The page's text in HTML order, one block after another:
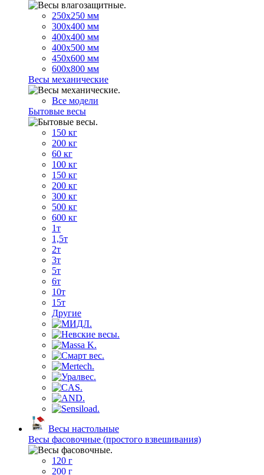
250х250 мм
300х400 мм
400х400 мм
400х500 мм
450х600 мм
600х800 мм
Весы механические
Все модели
Бытовые весы
150 кг
200 кг
60 кг
100 кг
150 кг
200 кг
300 кг
500 кг
600 кг
1т
1,5т
2т
3т
5т
6т
10т
15т
Другие
Весы настольные
Весы фасовочные (простого взвешивания)
120 г
200 г